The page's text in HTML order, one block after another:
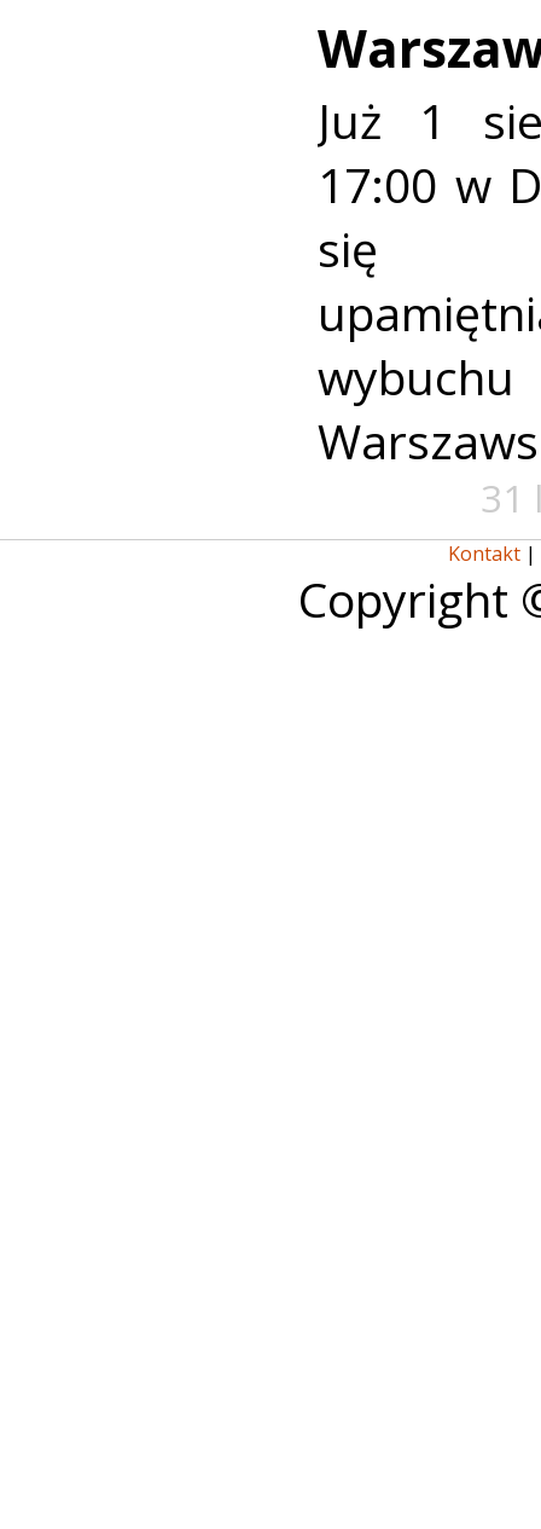
Już 1
17:00 w
się
31
Kontakt |
Copyright